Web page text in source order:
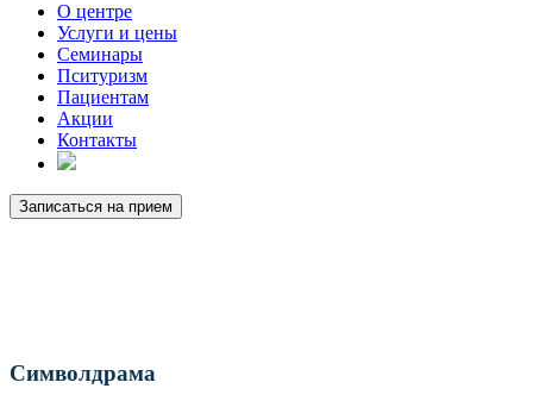
О центре
Услуги и цены
Семинары
Пситуризм
Пациентам
Акции
Контакты
Записаться на прием
Символдрама